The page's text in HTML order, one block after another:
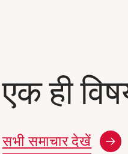
एक ही
सभी समाचार देखें